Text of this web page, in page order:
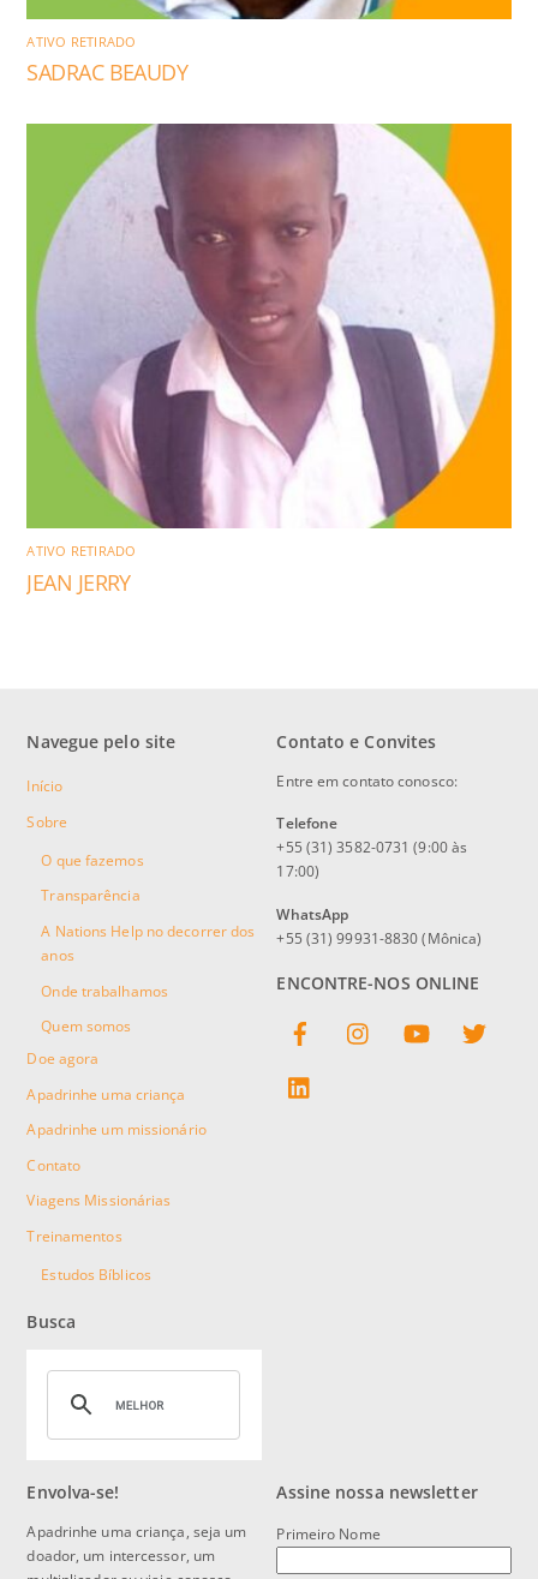
ATIVO RETIRADO
SADRAC BEAUDY
ATIVO RETIRADO
JEAN JERRY
Navegue pelo site
Início
Sobre
O que fazemos
Transparência
A Nations Help no decorrer dos
anos
Onde trabalhamos
Quem somos
Doe agora
Apadrinhe uma criança
Apadrinhe um missionário
Contato
Viagens Missionárias
Treinamentos
Estudos Bíblicos
Busca
Contato e Convites
Entre em contato conosco:
Telefone
+55 (31) 3582-0731 (9:00 às
17:00)
WhatsApp
+55 (31) 99931-8830 (Mônica)
ENCONTRE-NOS ONLINE
Envolva-se!
Apadrinhe uma criança, seja um
doador, um intercessor, um
Assine nossa newsletter
Primeiro Nome